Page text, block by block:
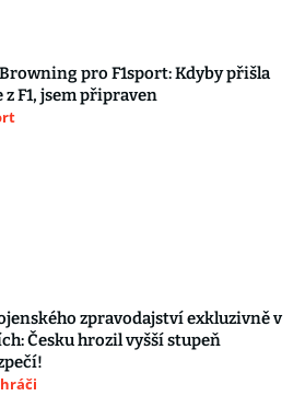
pro F1sport: Kdyby přišla
z F1, jsem připraven
zpravodajství exkluzivně v
Česku hrozil vyšší stupeň